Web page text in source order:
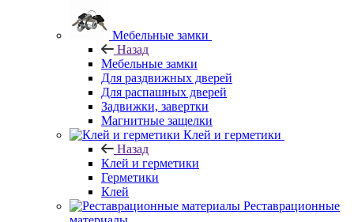
Мебельные замки
Назад
Мебельные замки
Для раздвижных дверей
Для распашных дверей
Задвижки, завертки
Магнитные защелки
Клей и герметики
Назад
Клей и герметики
Герметики
Клей
Реставрационные